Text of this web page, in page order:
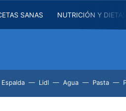
SANAS NUTRICIÓN Y
Espalda Lidl Agua Pasta